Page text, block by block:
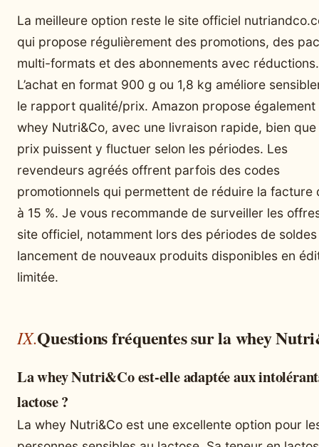
La meilleure option reste le site officiel
qui propose régulièrement des promotions, des
multi-formats et des abonnements avec réductions.
L’achat en format 900 g ou 1,8 kg améliore
le rapport qualité/prix. Amazon propose également
whey Nutri&Co, avec une livraison rapide, bien que
prix puissent y fluctuer selon les périodes. Les
revendeurs agréés offrent parfois des codes
promotionnels qui permettent de réduire la facture
à 15 %. Je vous recommande de surveiller les
site officiel, notamment lors des périodes de
lancement de nouveaux produits disponibles en
limitée.
Questions fréquentes sur la whey
La whey Nutri&Co est-elle adaptée aux
lactose ?
La whey Nutri&Co est une excellente option pour